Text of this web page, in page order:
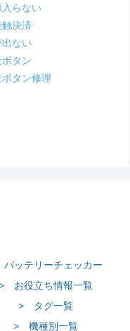
入らない
決済
ない
タン
タン修理
ッテリーチェッカー
お役立ち情報一覧
> タグ一覧
> 機種別一覧